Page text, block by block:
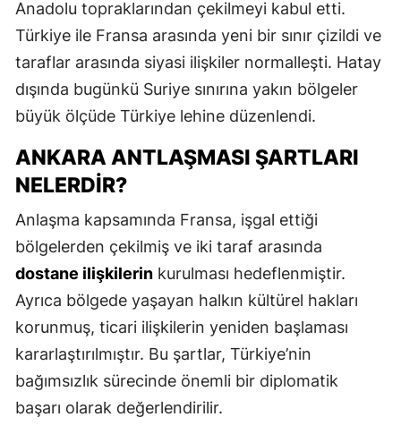
Anadolu topraklarından çekilmeyi kabul etti.
Türkiye ile Fransa arasında yeni bir sınır çizildi ve
taraflar arasında siyasi ilişkiler normalleşti. Hatay
dışında bugünkü Suriye sınırına yakın bölgeler
büyük ölçüde Türkiye lehine düzenlendi.
ANKARA ANTLAŞMASI ŞARTLARI
NELERDIR?
Anlaşma kapsamında Fransa, işgal ettiği
bölgelerden çekilmiş ve iki taraf arasında
dostane ilişkilerin kurulması hedeflenmiştir.
Ayrıca bölgede yaşayan halkın kültürel hakları
korunmuş, ticari ilişkilerin yeniden başlaması
kararlaştırılmıştır. Bu şartlar, Türkiye’nin
bağımsızlık sürecinde önemli bir diplomatik
başarı olarak değerlendirilir.